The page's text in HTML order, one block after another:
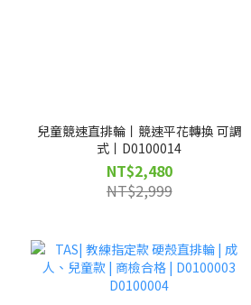
兒童競速直排輪丨競速平花轉換 可調
式丨D0100014
NT$2,480
NT$2,999